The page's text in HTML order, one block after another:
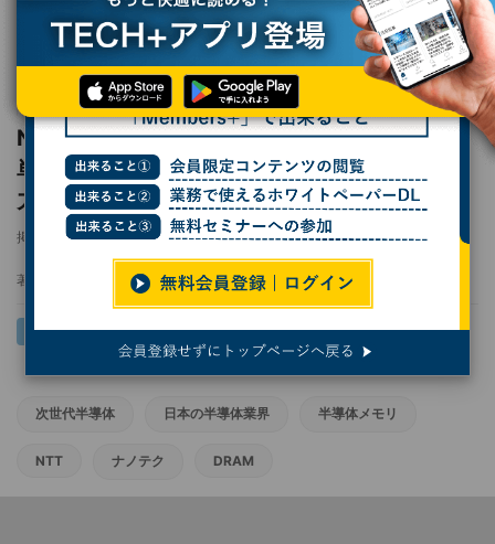
TECH+ テクノロジー
半導体
NTTがDRAMセルの熱とエントロピーを電子単位で同時測定する手法を開発、超
レポート
NTTがDRAMセルの熱とエントロピーを電子
単位で同時測定する手法を開発、超低消費電
力メモリの実現に期待
掲載日 2026/04/23 15:16
著者：
次世代半導体 日本の半導体業界 半導体メモリ
NTT ナノテク DRAM